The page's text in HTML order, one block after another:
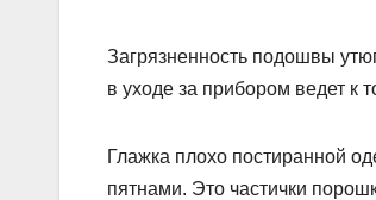
Загрязненность подошвы
в уходе за прибором ведет к
Глажка плохо постиранной
пятнами. Это частички